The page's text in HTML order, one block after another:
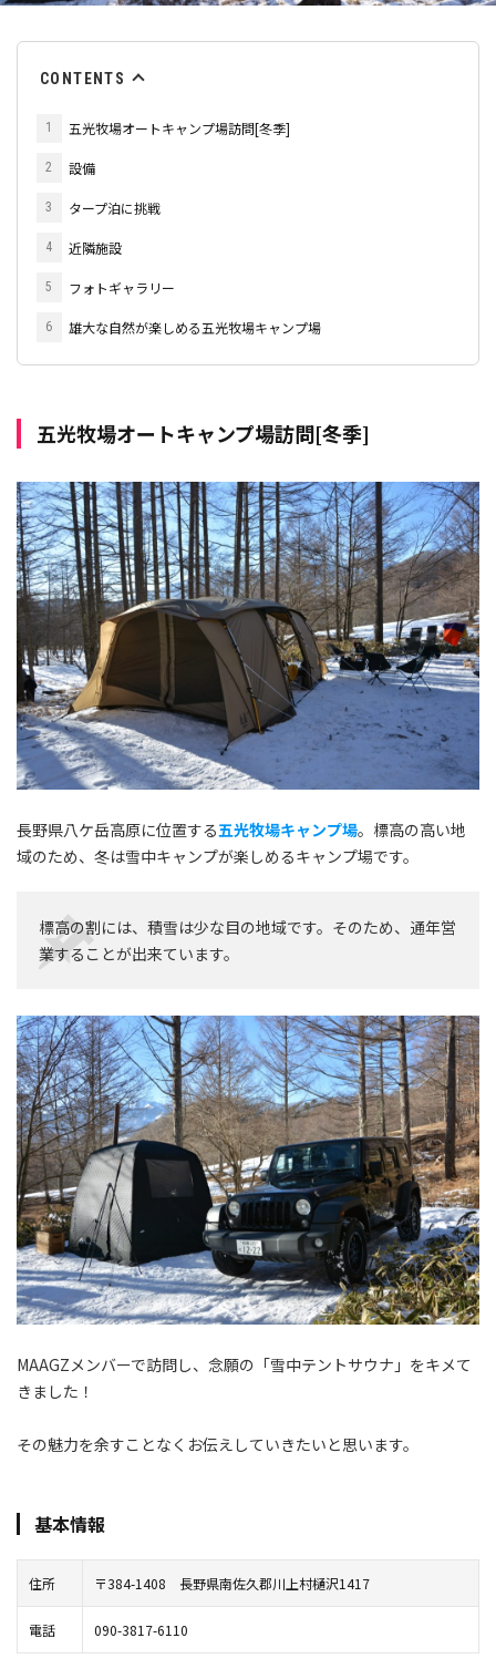
CONTENTS
1 五光牧場オートキャンプ場訪問[冬季]
2 設備
3 タープ泊に挑戦
4 近隣施設
5 フォトギャラリー
6 雄大な自然が楽しめる五光牧場キャンプ場
五光牧場オートキャンプ場訪問[冬季]
長野県八ケ岳高原に位置する五光牧場キャンプ場。標高の高い地
域のため、冬は雪中キャンプが楽しめるキャンプ場です。
標高の割には、積雪は少な目の地域です。そのため、通年営
業することが出来ています。
MAAGZメンバーで訪問し、念願の「雪中テントサウナ」をキメて
きました！
その魅力を余すことなくお伝えしていきたいと思います。
基本情報
住所 〒384-1408 長野県南佐久郡川上村樋沢1417
電話 090-3817-6110